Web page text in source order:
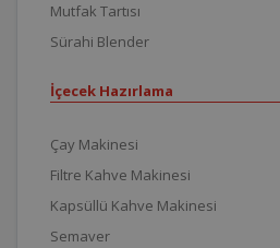
Mutfak Tartısı
Sürahi Blender
İçecek Hazırlama
Çay Makinesi
Filtre Kahve Makinesi
Kapsüllü Kahve Makinesi
Semaver